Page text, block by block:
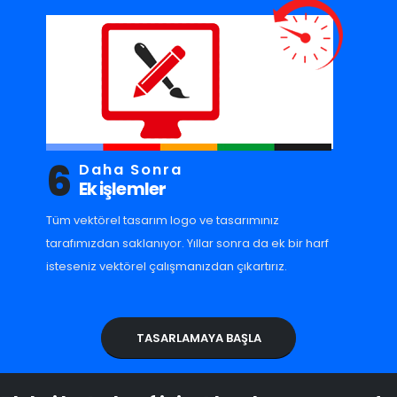
6 Daha Sonra
Ek işlemler
Tüm vektörel tasarım logo ve tasarımınız
tarafımızdan saklanıyor. Yıllar sonra da ek bir harf
isteseniz vektörel çalışmanızdan çıkartırız.
TASARLAMAYA BAŞLA